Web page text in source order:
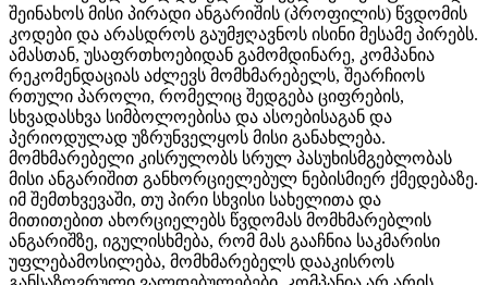
შეინახოს მისი პირადი ანგარიშის (პროფილის) წვდომის
კოდები და არასდროს გაუმჟღავნოს ისინი მესამე პირებს.
ამასთან, უსაფრთხოებიდან გამომდინარე, კომპანია
რეკომენდაციას აძლევს მომხმარებელს, შეარჩიოს
რთული პაროლი, რომელიც შედგება ციფრების,
სხვადასხვა სიმბოლოებისა და ასოებისაგან და
პერიოდულად უზრუნველყოს მისი განახლება.
მომხმარებელი კისრულობს სრულ პასუხისმგებლობას
მისი ანგარიშით განხორციელებულ ნებისმიერ ქმედებაზე.
იმ შემთხვევაში, თუ პირი სხვისი სახელითა და
მითითებით ახორციელებს წვდომას მომხმარებლის
ანგარიშზე, იგულისხმება, რომ მას გააჩნია საკმარისი
უფლებამოსილება, მომხმარებელს დააკისროს